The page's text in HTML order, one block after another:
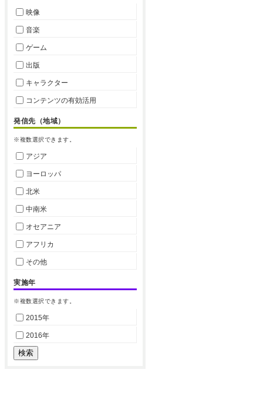
映像
音楽
ゲーム
出版
キャラクター
コンテンツの有効活用
発信先（地域）
※複数選択できます。
アジア
ヨーロッパ
北米
中南米
オセアニア
アフリカ
その他
実施年
※複数選択できます。
2015年
2016年